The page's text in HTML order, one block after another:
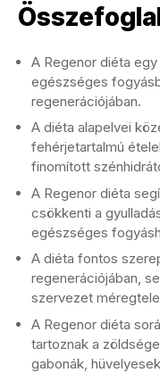
A Regenor diéta
egészséges
regenerációjában.
A diéta alapelvei
fehérjetartalmú
finomított
A Regenor diéta
csökkenti a
egészséges
A diéta fontos
regenerációjában,
szervezet
A Regenor diéta
tartoznak a
gabonák,